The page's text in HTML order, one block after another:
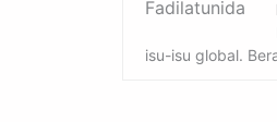
isu-isu global.